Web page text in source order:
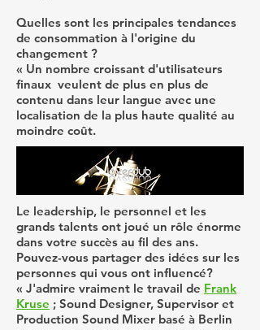
Quelles sont les principales tendances
de consommation à l'origine du
changement ?
« Un nombre croissant d'utilisateurs
finaux veulent de plus en plus de
contenu dans leur langue avec une
localisation de la plus haute qualité au
moindre coût.
Le leadership, le personnel et les
grands talents ont joué un rôle énorme
dans votre succès au fil des ans.
Pouvez-vous partager des idées sur les
personnes qui vous ont influencé?
« J'admire vraiment le travail de Frank
Kruse ; Sound Designer, Supervisor et
Production Sound Mixer basé à Berlin